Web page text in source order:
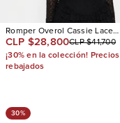
Romper Overol Cassie Lace
Ruffle
CLP $28,800CLP $41,700
¡30% en la colección!
rebajados
30%